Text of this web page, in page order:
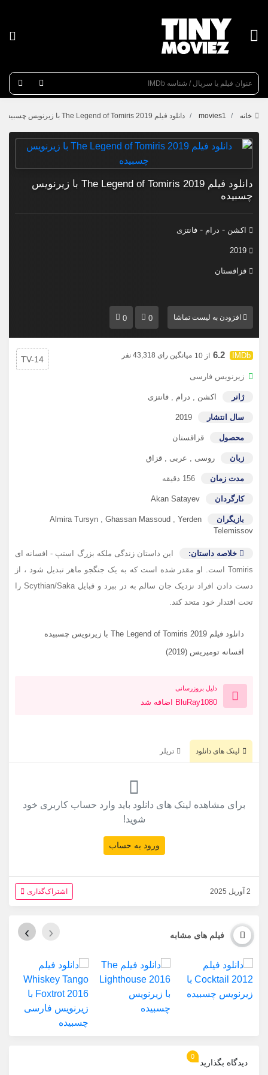
عنوان
خانه movies1 دانلود فیلم The Legend of Tomiris 2019 با زیرنویس چسبیده
دانلود فیلم The Legend of Tomiris 2019 با زیرنویس
چسبیده
اکشن - درام - فانتزی
2019
قزاقستان
افزودن به لیست تماشا 0
0
6.2 از 10 میانگین رای 43,318 نفر
زیرنویس فارسی
ژانر اکشن , درام , فانتزی
سال انتشار 2019
محصول قزاقستان
زبان روسی , عربی , قزاق
مدت زمان 156 دقیقه
کارگردان Akan Satayev
بازیگران Almira Tursyn , Ghassan Massoud , Yerden
Telemissov
خلاصه داستان:
این داستان زندگی ملکه بزرگ استپ - افسانه ای
Tomiris است. او مقدر شده است که به یک جنگجو ماهر تبدیل شود ، از
دست دادن افراد نزدیک جان سالم به در ببرد و قبایل Scythian/Saka را
تحت اقتدار خود متحد کند.
TV-14
دانلود فیلم The Legend of Tomiris 2019 با زیرنویس چسبیده
افسانه تومیریس (2019)
دلیل بروزرسانی
BluRay1080 اضافه شد
لینک های دانلود تریلر
برای مشاهده لینک های دانلود باید وارد حساب کاربری خود
شوید!
ورود به حساب
2 آوریل 2025 اشتراک‌گذاری
فیلم های مشابه ‹
›
دیدگاه بگذارید
0